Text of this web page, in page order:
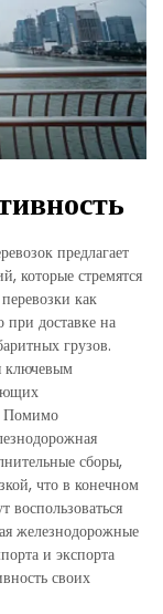
предлагает
которые стремятся
как
при доставке на
грузов.
ключевым
Помимо
сборы,
что в конечном
железнодорожные
и экспорта
своих